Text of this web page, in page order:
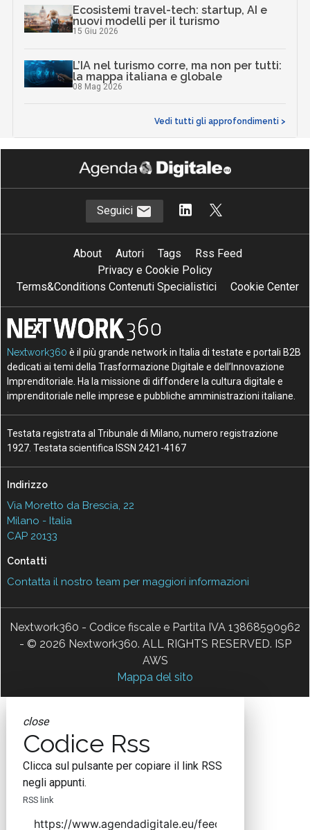
Ecosistemi travel-tech: startup, AI e
nuovi modelli per il turismo
15 Giu 2026
L’IA nel turismo corre, ma non per tutti:
la mappa italiana e globale
08 Mag 2026
Vedi tutti gli approfondimenti >
Seguici
About Autori Tags
Rss Feed
Privacy e Cookie Policy
Terms&Conditions Contenuti Specialistici
Cookie Center
Nextwork360 è il più grande network in Italia di testate e portali B2B
dedicati ai temi della Trasformazione Digitale e dell’Innovazione
Imprenditoriale. Ha la missione di diffondere la cultura digitale e
imprenditoriale nelle imprese e pubbliche amministrazioni italiane.
Testata registrata al Tribunale di Milano, numero registrazione
1927. Testata scientifica ISSN 2421-4167
Indirizzo
Via Moretto da Brescia, 22
Milano - Italia
CAP 20133
Contatti
Contatta il nostro team per maggiori informazioni
Nextwork360 - Codice fiscale e Partita IVA 13868590962
- © 2026 Nextwork360. ALL RIGHTS RESERVED. ISP
AWS
Mappa del sito
close
Codice Rss
Clicca sul pulsante per copiare il link RSS
negli appunti.
RSS link